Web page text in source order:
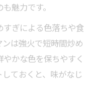
む甘酢リメイク術
マン甘酢アレンジ
味を和らげるコツ
ース時短レシピ集
玉ねぎで決まり
魅力です。
すぎによる色落ちや食
は強火で短時間炒め
かな色を保ちやすく
ておくと、味がなじ